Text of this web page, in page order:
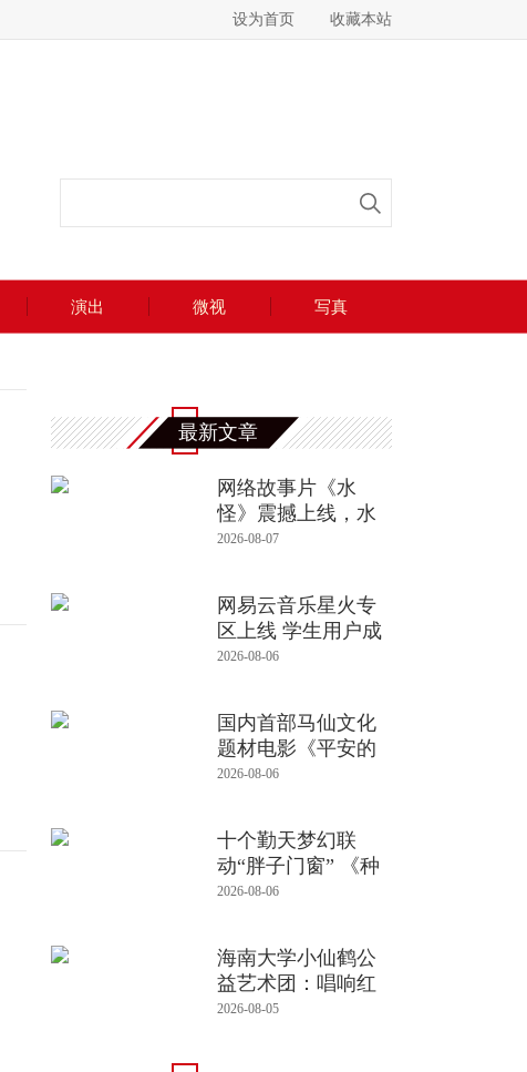
设为首页 收藏本站
演出 微视 写真
最新文章
网络故事片《水
怪》震撼上线，水
猴子现世掀起
2026-08-07
网易云音乐星火专
区上线 学生用户成
为星火
2026-08-06
国内首部马仙文化
题材电影《平安的
女儿》在
2026-08-06
十个勤天梦幻联
动“胖子门窗” 《种
地吧4》
2026-08-06
海南大学小仙鹤公
益艺术团：唱响红
色岁月，致敬
2026-08-05